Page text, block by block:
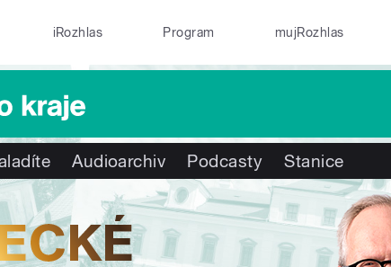
iRozhlas Program mujRozhlas
Audioarchiv Podcasty Stanice